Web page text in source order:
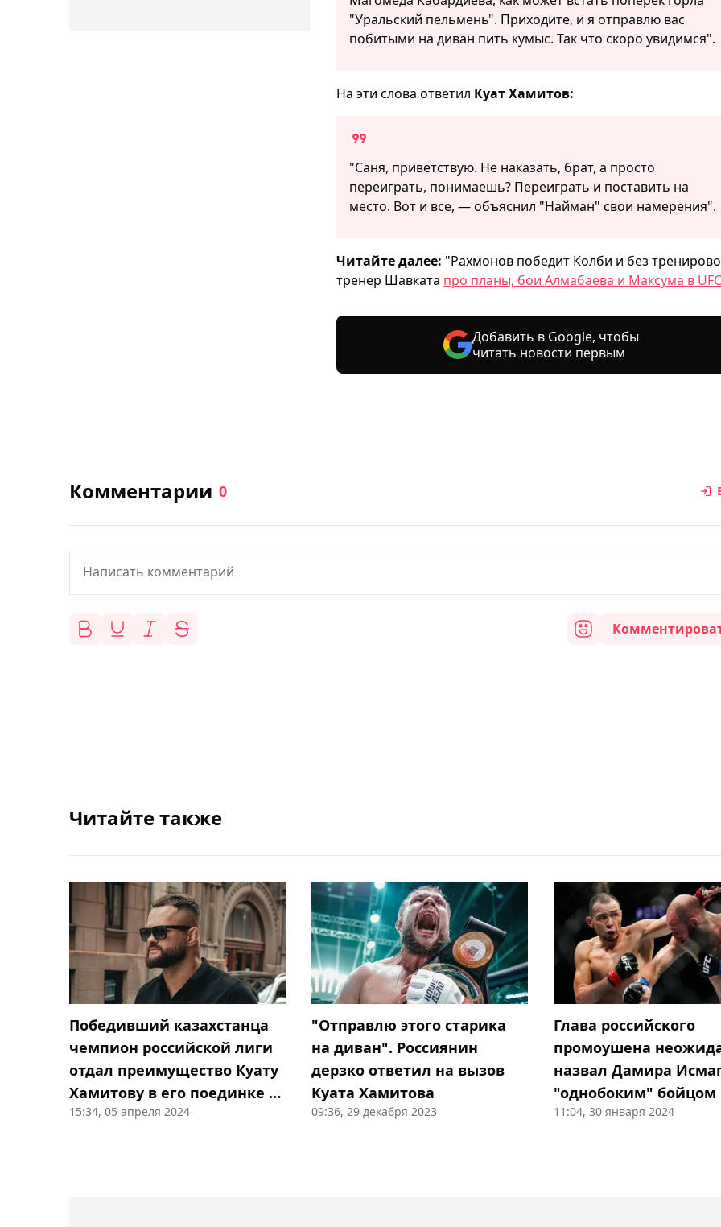
"Уральский пельмень". Приходите, и я отправлю вас
побитыми на диван пить кумыс. Так что скоро увидимся".
На эти слова ответил Куат Хамитов:
"Саня, приветствую. Не наказать, брат, а просто
переиграть, понимаешь? Переиграть и поставить на
место. Вот и все, — объяснил "Найман" свои намерения".
Читайте далее: "Рахмонов победит Колби и без
тренер Шавката про планы, бои Алмабаева и Максума в
Добавить в Google, чтобы
читать новости первым
Комментарии 0
Читайте также
Победивший казахстанца
чемпион российской лиги
отдал преимущество Куату
Хамитову в его поединке с
Шлеменко
15:34, 05 апреля 2024
"Отправлю этого старика
на диван". Россиянин
дерзко ответил на вызов
Куата Хамитова
09:36, 29 декабря 2023
Глава российского
промоушена
назвал Дамира
"однобоким" бойцом
11:04, 30 января 2024